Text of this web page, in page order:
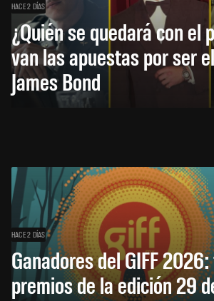
HACE 2 DÍAS
¿Quién se quedará con el
van las apuestas por ser
James Bond
HACE 2 DÍAS
Ganadores del GIFF
premios de la edición 29